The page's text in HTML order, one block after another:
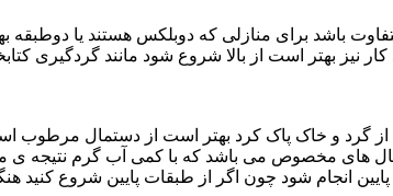
باشد برای منازلی که دوبلکس هستند یا
نیز بهتر است از بالا شروع شود مانند گردگیری
از گرد و خاک پاک کرد بهتر است از دستمال
های مخصوص می باشد که با کمی آب گرم نتیجه
انجام شود چون اگر از طبقات پایین شروع